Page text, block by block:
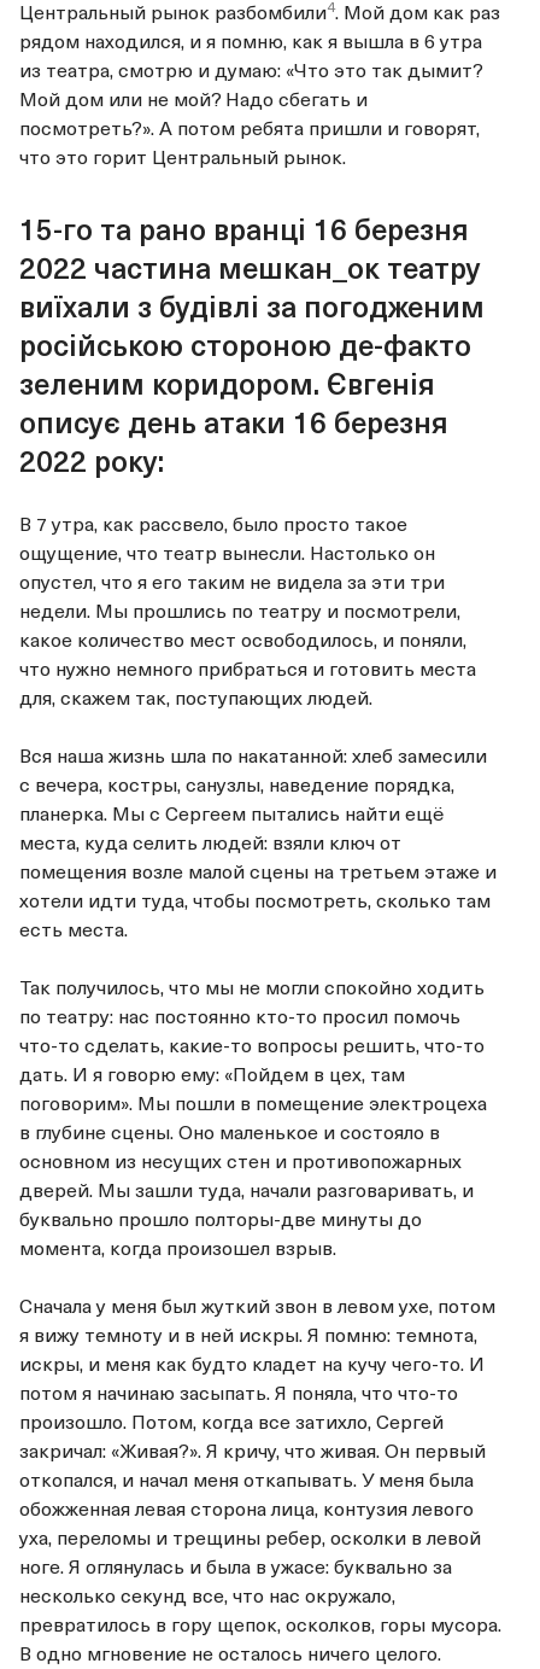
Центральный рынок разбомбили4. Мой дом как раз
рядом находился, и я помню, как я вышла в 6 утра
из театра, смотрю и думаю: «Что это так дымит?
Мой дом или не мой? Надо сбегать и
посмотреть?». А потом ребята пришли и говорят,
что это горит Центральный рынок.
15-го та рано вранці 16 березня
2022 частина мешкан_ок театру
виїхали з будівлі за погодженим
російською стороною де-факто
зеленим коридором. Євгенія
описує день атаки 16 березня
2022 року:
В 7 утра, как рассвело, было просто такое
ощущение, что театр вынесли. Настолько он
опустел, что я его таким не видела за эти три
недели. Мы прошлись по театру и посмотрели,
какое количество мест освободилось, и поняли,
что нужно немного прибраться и готовить места
для, скажем так, поступающих людей.
Вся наша жизнь шла по накатанной: хлеб замесили
с вечера, костры, санузлы, наведение порядка,
планерка. Мы с Сергеем пытались найти ещё
места, куда селить людей: взяли ключ от
помещения возле малой сцены на третьем этаже и
хотели идти туда, чтобы посмотреть, сколько там
есть места.
Так получилось, что мы не могли спокойно ходить
по театру: нас постоянно кто-то просил помочь
что-то сделать, какие-то вопросы решить, что-то
дать. И я говорю ему: «Пойдем в цех, там
поговорим». Мы пошли в помещение электроцеха
в глубине сцены. Оно маленькое и состояло в
основном из несущих стен и противопожарных
дверей. Мы зашли туда, начали разговаривать, и
буквально прошло полторы-две минуты до
момента, когда произошел взрыв.
Сначала у меня был жуткий звон в левом ухе, потом
я вижу темноту и в ней искры. Я помню: темнота,
искры, и меня как будто кладет на кучу чего-то. И
потом я начинаю засыпать. Я поняла, что что-то
произошло. Потом, когда все затихло, Сергей
закричал: «Живая?». Я кричу, что живая. Он первый
откопался, и начал меня откапывать. У меня была
обожженная левая сторона лица, контузия левого
уха, переломы и трещины ребер, осколки в левой
ноге. Я оглянулась и была в ужасе: буквально за
несколько секунд все, что нас окружало,
превратилось в гору щепок, осколков, горы мусора.
В одно мгновение не осталось ничего целого.